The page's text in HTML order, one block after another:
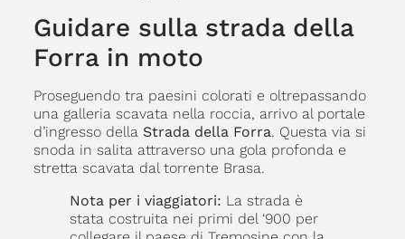
Guidare sulla strada della
Forra in moto
Proseguendo tra paesini colorati e oltrepassando
una galleria scavata nella roccia, arrivo al portale
d’ingresso della Strada della Forra. Questa via si
snoda in salita attraverso una gola profonda e
stretta scavata dal torrente Brasa.
Nota per i viaggiatori: La strada è
stata costruita nei primi del ‘900 per